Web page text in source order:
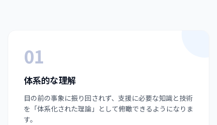
01
体系的な理解
目の前の事象に振り回されず、支援に必要な知識と技術
を「体系化された理論」として俯瞰できるようになりま
す。